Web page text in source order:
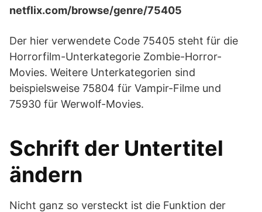
netflix.com/browse/genre/75405
Der hier verwendete Code 75405 steht für die
Horrorfilm-Unterkategorie Zombie-Horror-
Movies. Weitere Unterkategorien sind
beispielsweise 75804 für Vampir-Filme und
75930 für Werwolf-Movies.
Schrift der Untertitel
ändern
Nicht ganz so versteckt ist die Funktion der